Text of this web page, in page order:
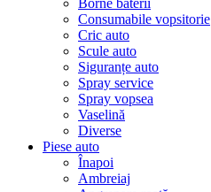
Borne baterii
Consumabile vopsitorie
Cric auto
Scule auto
Siguranțe auto
Spray service
Spray vopsea
Vaselină
Diverse
Piese auto
Înapoi
Ambreiaj